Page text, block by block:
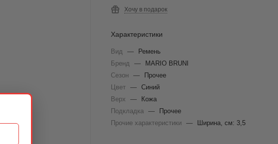
Хочу в подарок
Характеристики
Вид —
Ремень
Бренд
—
MARIO BRUNI
Сезон
—
Прочее
Цвет — Синий
Верх
—
Кожа
Подкладка —
Прочее
Прочие характеристики
— Ширина, см: 3,5